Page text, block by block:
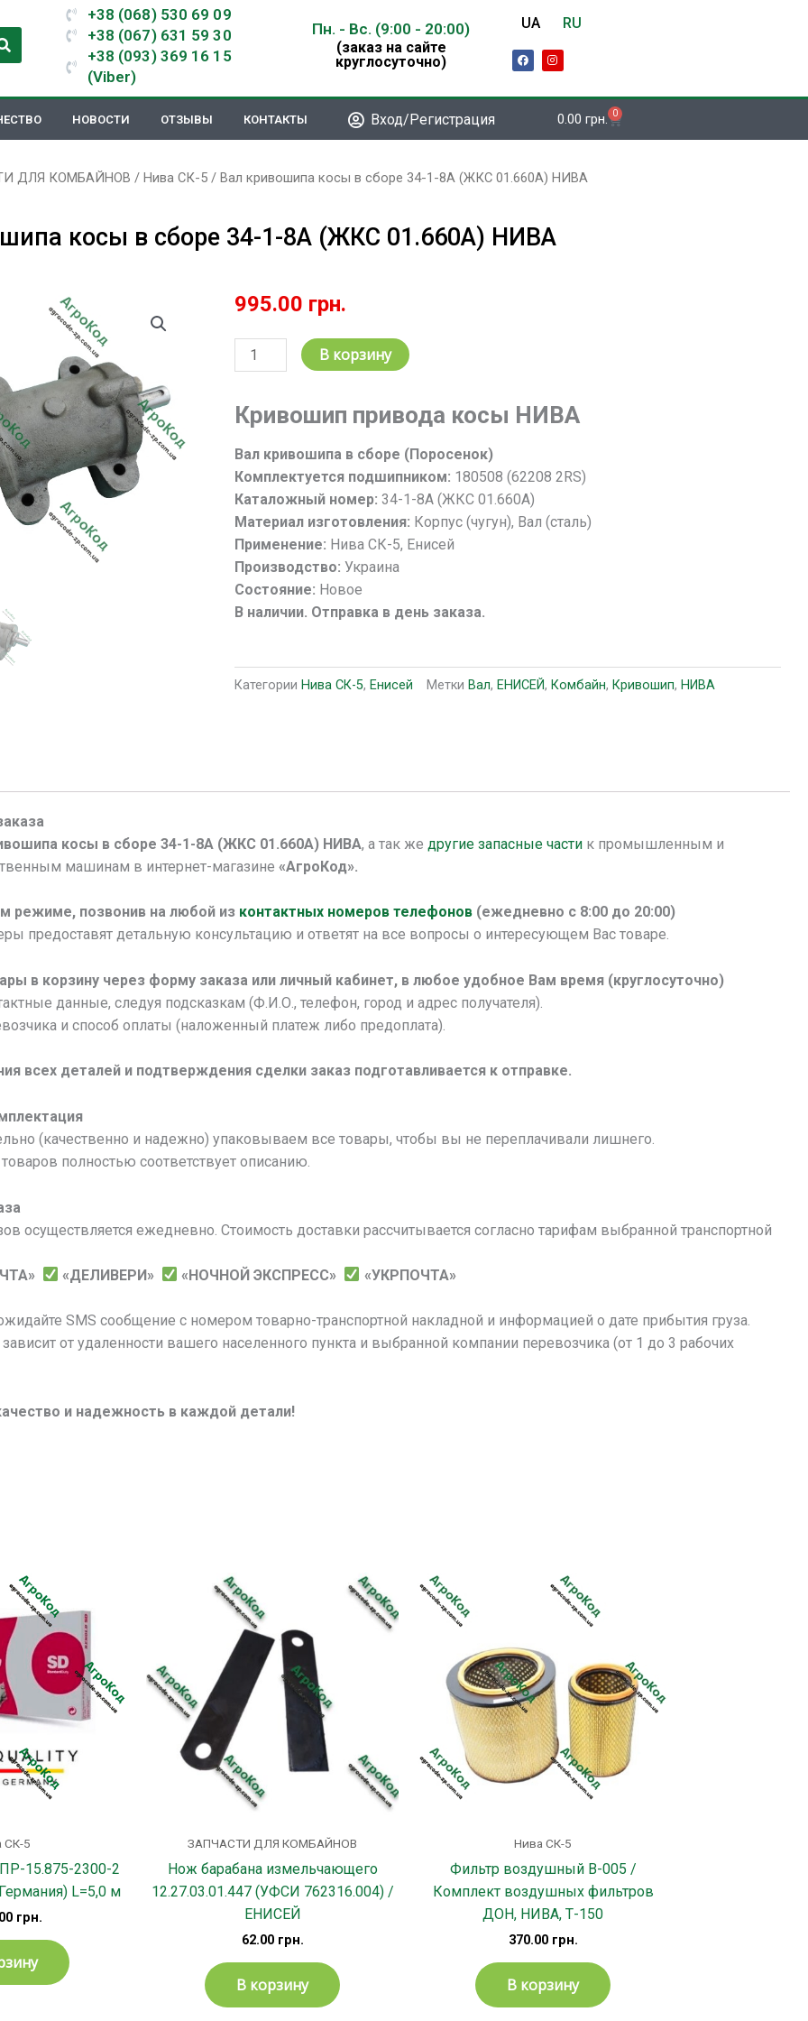
+38 (068) 530 69 09
+38 (067) 631 59 30
+38 (093) 369 16 15
(Viber)
Пн. - Вс. (9:00 - 20:00)
(заказ на сайте
круглосуточно)
UA RU
F
a
b
I
n
a
m
НОВОСТИ ОТЗЫВЫ КОНТАКТЫ Вход/Регистрация 0.00 грн. 0
Корзина
ДЛЯ КОМБАЙНОВ / Нива СК-5/ Вал кривошипа косы в сборе 34-1-8А (ЖКС 01.660А) НИВА
косы в сборе 34-1-8А (ЖКС 01.660А) НИВА
995.00 грн.
Количество
товара
кривошипа
в
сборе
34-
1-
8А
(ЖКС
01.660А)
НИВА
В корзину
Кривошип привода косы НИВА
Вал кривошипа в сборе (Поросенок)
Комплектуется подшипником: 180508 (62208 2RS)
Каталожный номер:34-1-8А (ЖКС 01.660А)
Материал изготовления: Корпус (чугун), Вал (сталь)
Применение: Нива СК-5, Енисей
Производство: Украина
Состояние: Новое
В наличии. Отправка в день заказа.
Категории Нива СК-5, Енисей Метки Вал, ЕНИСЕЙ, Комбайн, Кривошип, НИВА
косы в сборе 34-1-8А (ЖКС 01.660А) НИВА, а так же другие запасные частик промышленным и
машинам в интернет-магазине «АгроКод».
режиме, позвонив на любой из контактных номеров телефонов (ежедневно с 8:00 до 20:00)
предоставят детальную консультацию и ответят на все вопросы о интересующем Вас товаре.
в корзину через форму заказа или личный кабинет, в любое удобное Вам время (круглосуточно)
данные, следуя подсказкам (Ф.И.О., телефон, город и адрес получателя).
и способ оплаты (наложенный платеж либо предоплата).
всех деталей и подтверждения сделки заказ подготавливается к отправке.
(качественно и надежно) упаковываем все товары, чтобы вы не переплачивали лишнего.
полностью соответствует описанию.
осуществляется ежедневно. Стоимость доставки рассчитывается согласно тарифам выбранной транспортной
«ДЕЛИВЕРИ» «НОЧНОЙ ЭКСПРЕСС» «УКРПОЧТА»
SMS сообщение с номером товарно-транспортной накладной и информацией о дате прибытия груза.
от удаленности вашего населенного пункта и выбранной компании перевозчика (от 1 до 3 рабочих
и надежность в каждой детали!
СК-5
15.875-2300-2
L=5,0 м
грн.
ЗАПЧАСТИ ДЛЯ КОМБАЙНОВ
Нож барабана измельчающего
12.27.03.01.447 (УФСИ 762316.004) /
ЕНИСЕЙ
62.00 грн.
В корзину
Нива СК-5
Фильтр воздушный В-005 /
Комплект воздушных фильтров
ДОН, НИВА, Т-150
370.00 грн.
В корзину